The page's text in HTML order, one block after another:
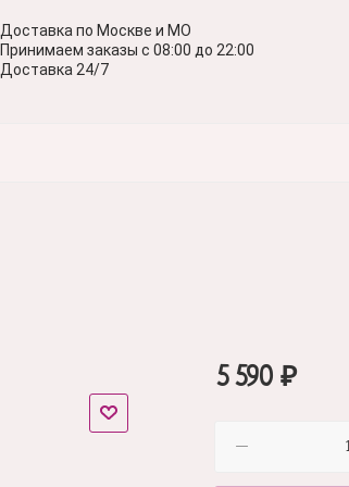
Доставка по Москве и МО
Принимаем заказы с 08:00 до 22:00
Доставка 24/7
5 590 ₽